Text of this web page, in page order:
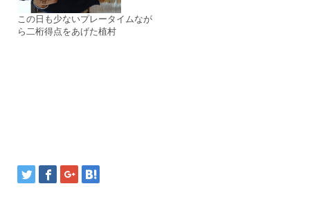
この日も少ないプレータイムなが
ら二桁得点をあげた植村